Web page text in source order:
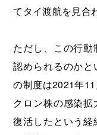
てタイ渡航を見合
ただし、この行動
認められるのかと
の制度は2021年
クロン株の感染
復活したという